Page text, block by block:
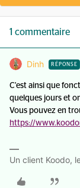
1 commentaire
Dinh RÉPONSE
C'est ainsi que
quelques jours et
Vous pouvez en
https://
Un client Koodo,